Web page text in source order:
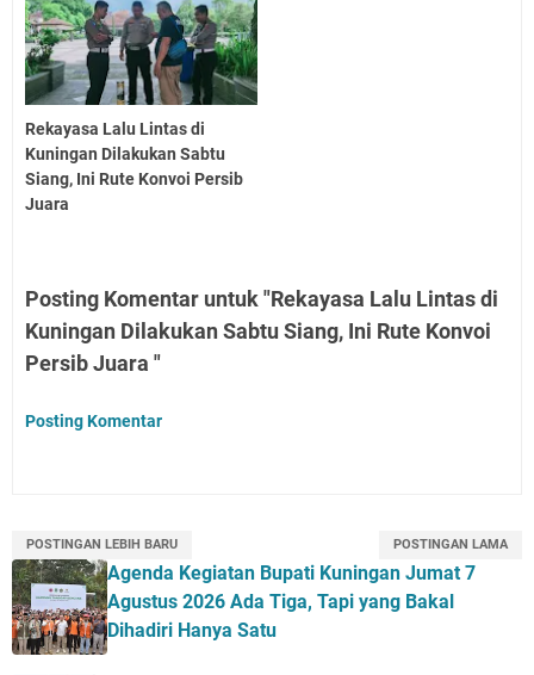
Rekayasa Lalu Lintas di
Kuningan Dilakukan Sabtu
Siang, Ini Rute Konvoi Persib
Juara
Posting Komentar untuk "Rekayasa Lalu Lintas di
Kuningan Dilakukan Sabtu Siang, Ini Rute Konvoi
Persib Juara "
Posting Komentar
POSTINGAN LEBIH BARU POSTINGAN LAMA
Agenda Kegiatan Bupati Kuningan Jumat 7
Agustus 2026 Ada Tiga, Tapi yang Bakal
Dihadiri Hanya Satu